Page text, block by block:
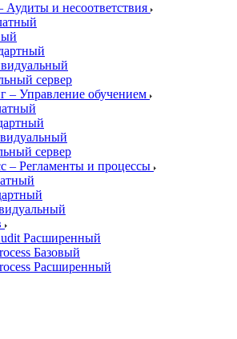
и несоответствия
сервер
– Управление обучением
сервер
– Регламенты и процессы
Расширенный
Базовый
Расширенный